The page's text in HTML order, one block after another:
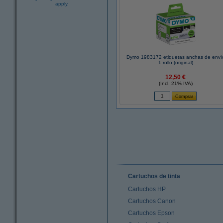
apply.
Dymo 1983172 etiquetas anchas de
1 rollo (original)
12,50 €
(Incl. 21% IVA)
Cartuchos de tinta
Cartuchos HP
Cartuchos Canon
Cartuchos Epson